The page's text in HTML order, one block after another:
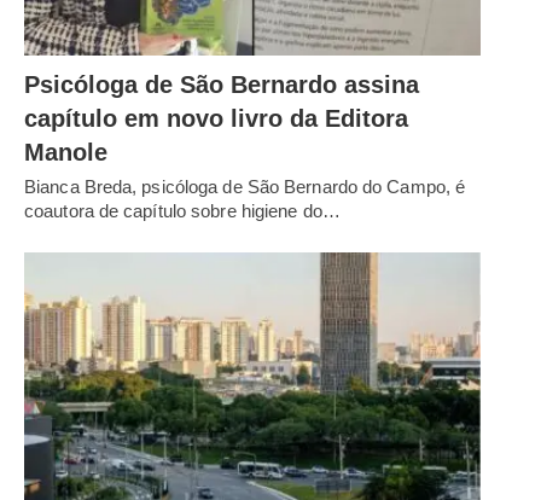
Psicóloga de São Bernardo assina
capítulo em novo livro da Editora
Manole
Bianca Breda, psicóloga de São Bernardo do Campo, é
coautora de capítulo sobre higiene do…